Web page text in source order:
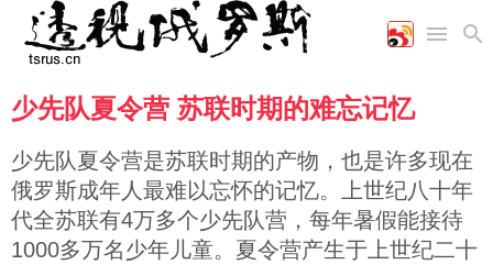
首页
国际
时政
空军
海军
陆军
军事合作
财经
商业
工业
能源
农业
文艺
教育
美食
娱乐
图片新闻
高清图片
漫画
视频
图表
少先队夏令营 苏联时期的难忘记忆
少先队夏令营是苏联时期的产物，也是许多现在
俄罗斯成年人最难以忘怀的记忆。上世纪八十年
代全苏联有4万多个少先队营，每年暑假能接待
1000多万名少年儿童。夏令营产生于上世纪二十